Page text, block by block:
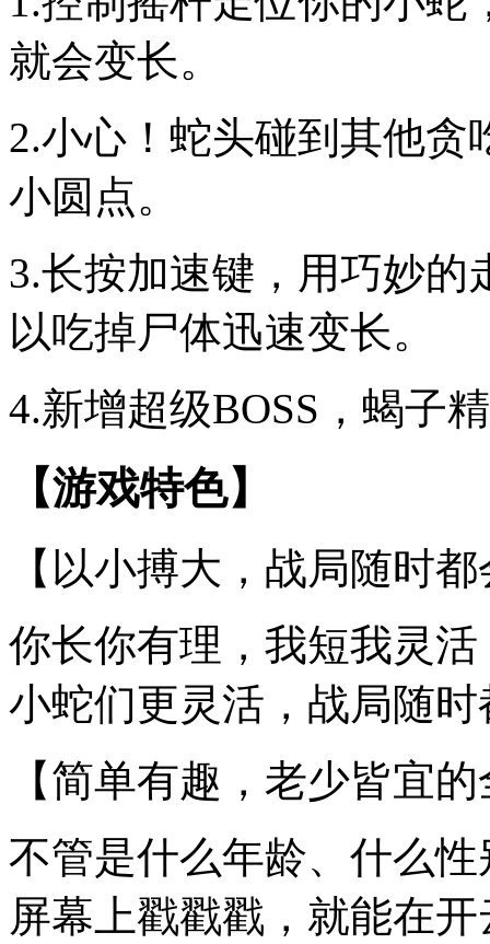
就会变长。
2.小心！蛇头碰到其他
小圆点。
3.长按加速键，用巧妙
以吃掉尸体迅速变长。
4.新增超级BOSS，蝎子
【游戏特色】
【以小搏大，战局随时
你长你有理，我短我灵
小蛇们更灵活，战局随
【简单有趣，老少皆宜
不管是什么年龄、什么
屏幕上戳戳戳，就能在